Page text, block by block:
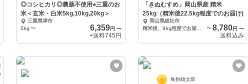
◎コシヒカリ◎農薬不使用⭐︎三重のお
米＜玄米・白米5kg,10kg,20kg＞
三重県津市
5kg 〜 6,359円〜
+送料745円
「きぬむすめ」岡山県産 精米
25kg（精米後22.5kg程度でのお届け)
岡山県総社市
〜8,780円〜
送料込み
鳥飼雄太郎